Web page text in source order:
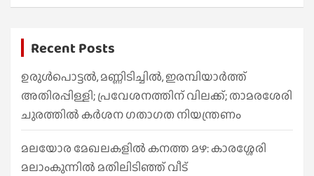
a
h
Recent Posts
ഉരുൾപൊട്ടൽ, മണ്ണിടിച്ചിൽ, ഇരമ്പിയാര്‍ത്ത്
അതിരപ്പിള്ളി; പ്രവേശനത്തിന് വിലക്ക്; താമരശേരി
ചുരത്തില്‍ കര്‍ശന ഗതാഗത നിയന്ത്രണം
മലയോര മേഖലകളിൽ കനത്ത മഴ: കാരശ്ശേരി
മലാംകുന്നിൽ മതിലിടിഞ്ഞ് വീട്